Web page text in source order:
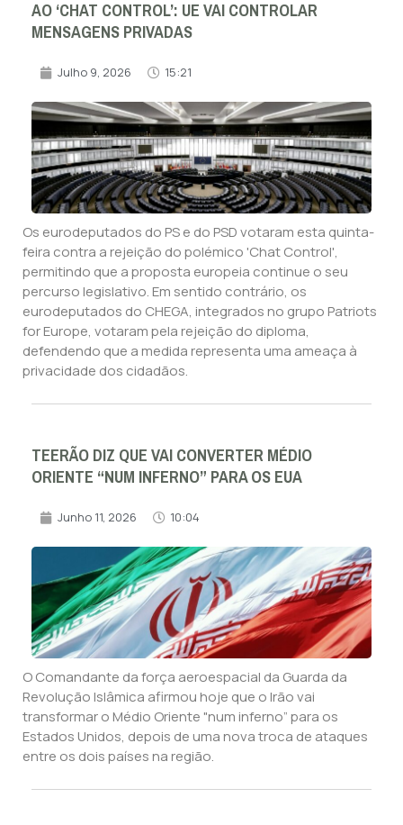
AO ‘CHAT CONTROL’: UE VAI CONTROLAR
MENSAGENS PRIVADAS
Julho 9, 2026 15:21
Os eurodeputados do PS e do PSD votaram esta quinta-
feira contra a rejeição do polémico 'Chat Control',
permitindo que a proposta europeia continue o seu
percurso legislativo. Em sentido contrário, os
eurodeputados do CHEGA, integrados no grupo Patriots
for Europe, votaram pela rejeição do diploma,
defendendo que a medida representa uma ameaça à
privacidade dos cidadãos.
TEERÃO DIZ QUE VAI CONVERTER MÉDIO
ORIENTE “NUM INFERNO” PARA OS EUA
Junho 11, 2026 10:04
O Comandante da força aeroespacial da Guarda da
Revolução Islâmica afirmou hoje que o Irão vai
transformar o Médio Oriente "num inferno” para os
Estados Unidos, depois de uma nova troca de ataques
entre os dois países na região.